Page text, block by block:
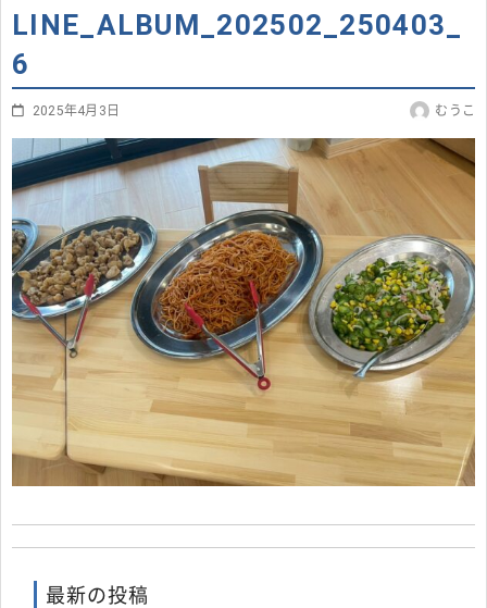
LINE_ALBUM_202502_250403_
6
2025年4月3日 むうこ
最新の投稿